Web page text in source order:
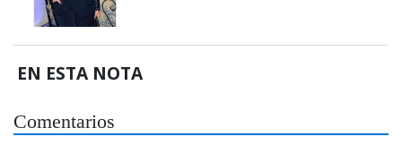
EN ESTA NOTA
Comentarios